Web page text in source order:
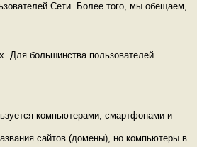
Сети. Более того, мы обещаем,
Для большинства пользователей
компьютерами, смартфонами и
сайтов (домены), но компьютеры в